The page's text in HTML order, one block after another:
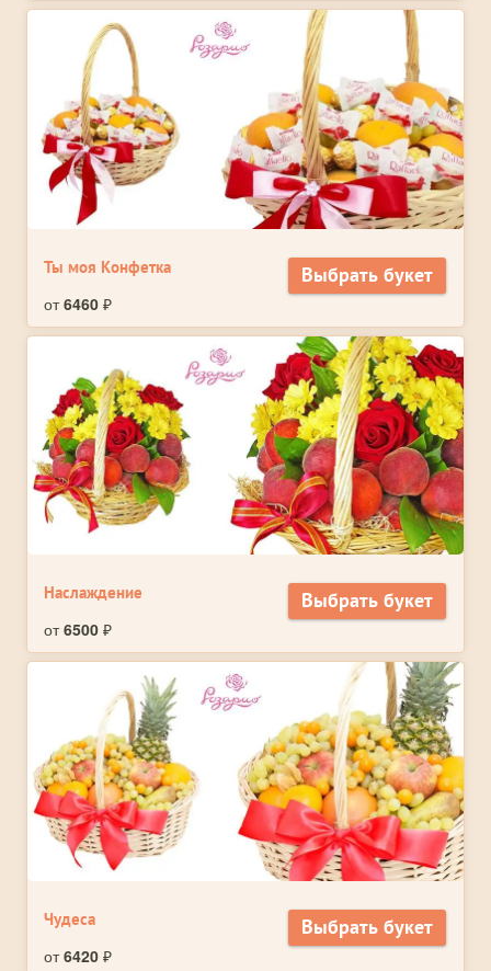
Ты моя Конфетка
от6460 ₽
Выбрать букет
Наслаждение
от6500 ₽
Выбрать букет
Чудеса
от6420 ₽
Выбрать букет